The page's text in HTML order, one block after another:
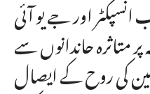
اور جے یو آئی
متاثرہ حاندانوں سے
کی روح کے ایصال